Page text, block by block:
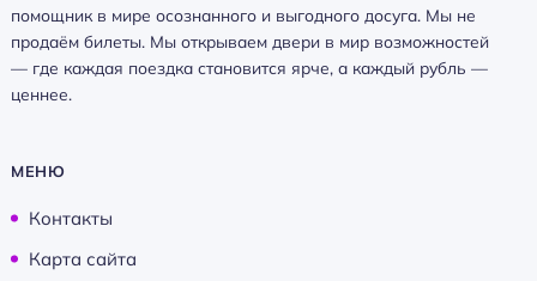
помощник в мире осознанного и выгодного досуга. Мы не
продаём билеты. Мы открываем двери в мир возможностей
— где каждая поездка становится ярче, а каждый рубль —
ценнее.
МЕНЮ
Контакты
Карта сайта